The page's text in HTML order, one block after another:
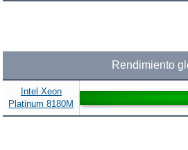
Rendimiento
Intel Xeon
Platinum 8180M